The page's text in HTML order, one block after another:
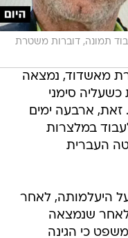
תמונה, דוברות משטרת
מאשדוד, נמצאה
כשעליה סימני
זאת, ארבעה ימים
במלצרות
העברית
היעלמותה, לאחר
שנמצאה
כי הגינה